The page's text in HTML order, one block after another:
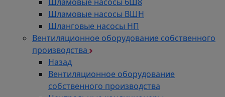
Шламовые насосы ВШН
Шланговые насосы НП
Вентиляционное оборудование собственного
производства
Назад
Вентиляционное оборудование
собственного производства